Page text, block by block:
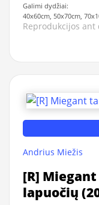
Galimi dydžiai:
40x60cm, 50x70cm,
Reprodukcijos ant
Andrius Miežis
[R]
lapuočių